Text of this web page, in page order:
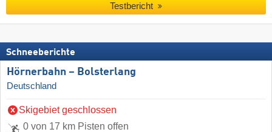
Testbericht
Schneeberichte
Hörnerbahn – Bolsterlang
Deutschland
Skigebiet geschlossen
0 von 17 km Pisten offen